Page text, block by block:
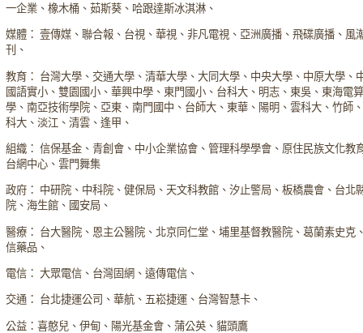
一企業、橡木桶、茹斯葵、哈跟達斯冰淇淋、
媒體： 壹傳媒、聯合報、台視、華視、非凡電視、亞洲廣播、飛碟廣播、風
刊、
教育： 台灣大學、交通大學、清華大學、大同大學、中央大學、中原大學、
國語實小、雙園國小、華興中學、東門國小、台科大、明志、東吳、東海電
學、南亞技術學院、亞東、南門國中、台師大、東華、陽明、雲科大、竹師
科大、淡江、清雲、逢甲、
組織： 信保基金、青創會、中小企業協會、管理科學學會、原住民族文化教
台網中心、雲門舞集
政府： 中研院、中科院、健保局、天文科教館、汐止警局、板橋農會、台北
院、海生館、國安局、
醫療： 台大醫院、恩主公醫院、北京同仁堂、埔里基督教醫院、葛蘭素史克
信藥品、
電信： 大眾電信、台灣固網、遠傳電信、
交通： 台北捷運公司、華航、五崧捷運、台灣智慧卡、
公益：喜憨兒、伊甸、陽光基金會、蒲公英、貓頭鷹